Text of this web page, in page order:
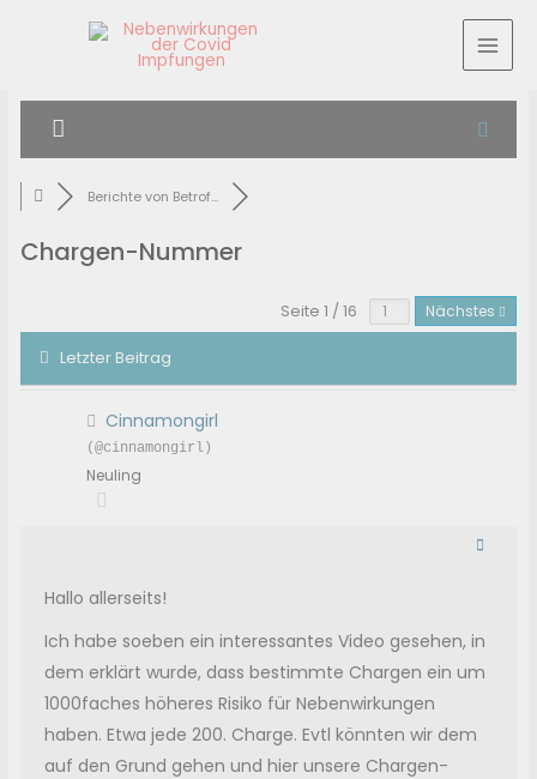
Berichte von Betrof...
Chargen-Nummer
Seite 1 / 16 Nächstes
Letzter Beitrag
Cinnamongirl
(@cinnamongirl)
Neuling
Hallo allerseits!
Ich habe soeben ein interessantes Video gesehen, in
dem erklärt wurde, dass bestimmte Chargen ein um
1000faches höheres Risiko für Nebenwirkungen
haben. Etwa jede 200. Charge. Evtl könnten wir dem
auf den Grund gehen und hier unsere Chargen-